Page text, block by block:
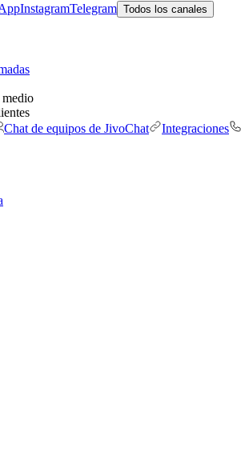
InstagramTelegram Todos los canales
medio
Chat de equipos de JivoChat Integraciones